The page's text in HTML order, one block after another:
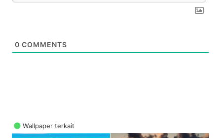
0 COMMENTS
Wallpaper terkait